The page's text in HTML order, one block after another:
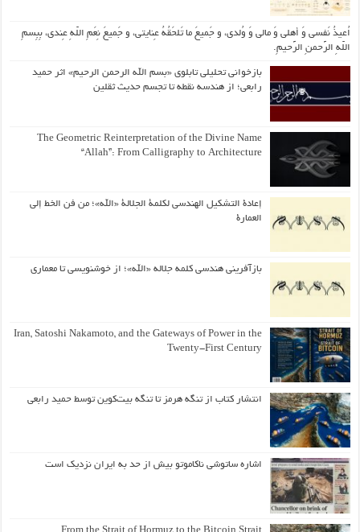
اُعیذُ نَفسی وَ أهلی وَ مالی وَ وُلدی، و جَمیعَ ما تَلحَقُهُ عِنایتی، و جَمیعَ نِعَمِ اللّهِ عِندی، بِبِسمِ
اللّهِ الرَّحمنِ الرَّحیمِ.
بازخوانی تحلیلی تابلوی «بسم الله الرحمن الرحیم» اثر حمید
رابعی؛ از هندسه نقطه تا تجسم حدیث ثقلین
The Geometric Reinterpretation of the Divine Name
“Allah”: From Calligraphy to Architecture
إعادة التشكيل الهندسي لكلمة الجلالة «الله»؛ من فن الخط إلى
العمارة
بازآفرینی هندسی کلمه جلاله «الله»؛ از خوشنویسی تا معماری
Iran, Satoshi Nakamoto, and the Gateways of Power in the
Twenty-First Century
انتشار کتاب از تنگه هرمز تا تنگه بیت‌کوین توسط حمید رابعی
اشاره ساتوشی ناکاموتو بیش از حد به ایران نزدیک است